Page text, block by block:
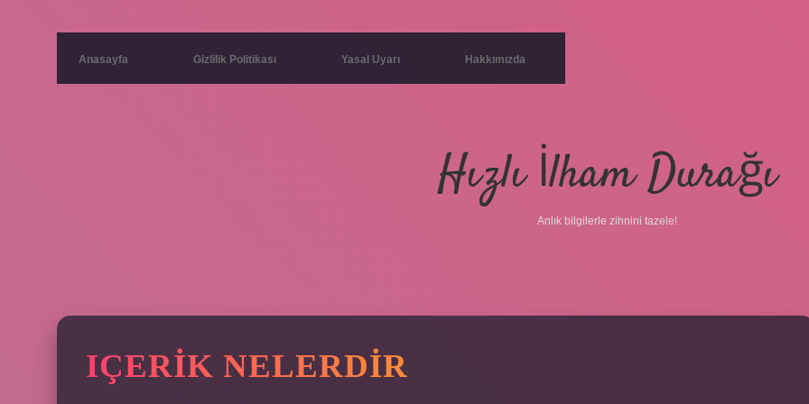
Anasayfa Gizlilik Politikası Yasal Uyarı Hakkımızda
Hızlı İlham Durağı
Anlık bilgilerle zihnini tazele!
IÇERIK NELERDIR